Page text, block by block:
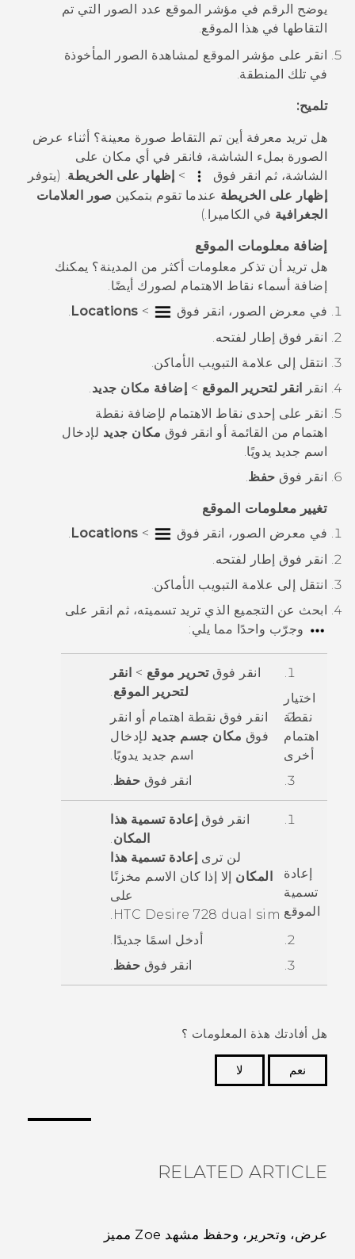
يوضح الرقم في مؤشر الموقع عدد الصور التي تم
التقاطها في هذا الموقع.
انقر على مؤشر الموقع لمشاهدة الصور المأخوذة
في تلك المنطقة.
تلميح:
هل تريد معرفة أين تم التقاط صورة معينة؟ أثناء عرض
الصورة بملء الشاشة، فانقر في أي مكان على
الشاشة، ثم انقر فوق
> إظهار على الخريطة . (يتوفر
إظهار على الخريطة عندما تقوم بتمكين صور العلامات
الجغرافية في الكاميرا.)
إضافة معلومات الموقع
هل تريد أن تذكر معلومات أكثر من المدينة؟ يمكنك
إضافة أسماء نقاط الاهتمام لصورك أيضًا.
في معرض الصور ، انقر فوق >
Locations
.
انقر فوق إطار لفتحه.
انتقل إلى علامة التبويب الأماكن.
انقر انقر لتحرير الموقع > إضافة مكان جديد.
انقر على إحدى نقاط الاهتمام لإضافة نقطة
اهتمام من القائمة أو انقر فوق مكان جديد لإدخال
اسم جديد يدويًا.
انقر فوق حفظ.
تغيير معلومات الموقع
في معرض الصور ، انقر فوق >
Locations
.
انقر فوق إطار لفتحه.
انتقل إلى علامة التبويب الأماكن.
ابحث عن التجميع الذي تريد تسميته، ثم انقر على
وجرّب واحدًا مما يلي:
اختيار
نقطة
اهتمام
أخرى
انقر فوقتحرير موقع > انقر
لتحرير الموقع
انقر فوق نقطة اهتمام أو انقر
فوق مكان جسم جديد لإدخال
اسم جديد يدويًا.
انقر فوق حفظ
إعادة
تسمية
الموقع
انقر فوق إعادة تسمية هذا
المكان
لن ترى إعادة تسمية هذا
المكان إلا إذا كان الاسم مخزنًا
على
HTC Desire 728 dual sim
أدخل اسمًا جديدًا.
انقر فوق حفظ
هل أفادتك هذة المعلومات ؟
نعم
لا
RELATED ARTICLE
عرض، وتحرير، وحفظ مشهد Zoe مميز